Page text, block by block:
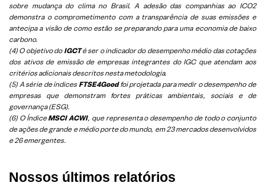
sobre mudança do clima no Brasil. A adesão das companhias ao ICO2
demonstra o comprometimento com a transparência de suas emissões e
antecipa a visão de como estão se preparando para uma economia de baixo
carbono.
(4) O objetivo do IGCTé ser o indicador do desempenho médio das cotações
dos ativos de emissão de empresas integrantes do IGC que atendam aos
critérios adicionais descritos nesta metodologia.
(5) A série de índices FTSE4Goodfoi projetada para medir o desempenho de
empresas que demonstram fortes práticas ambientais, sociais e de
governança (ESG).
(6) O ÍndiceMSCI ACWI, que representa o desempenho de todo o conjunto
de ações de grande e médio porte do mundo, em 23 mercados desenvolvidos
e 26 emergentes.
Nossos últimos relatórios